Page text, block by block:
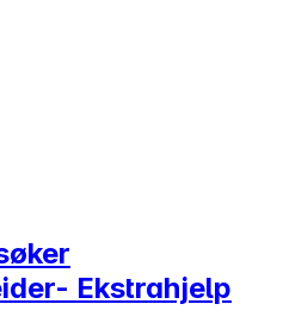
Ekstrahjelp